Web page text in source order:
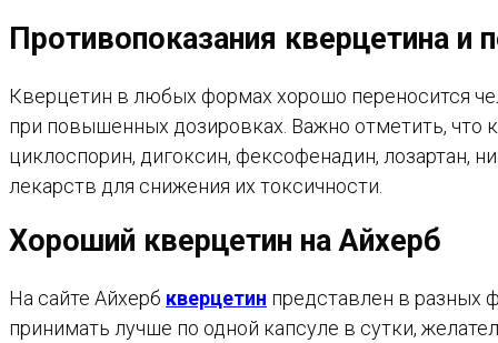
Противопоказания кверцетина
Кверцетин в любых формах хорошо переносится
при повышенных дозировках. Важно отметить, что
циклоспорин, дигоксин, фексофенадин, лозартан,
лекарств для снижения их токсичности.
Хороший кверцетин на Айхерб
На сайте Айхерб кверцетин представлен в разных
принимать лучше по одной капсуле в сутки,